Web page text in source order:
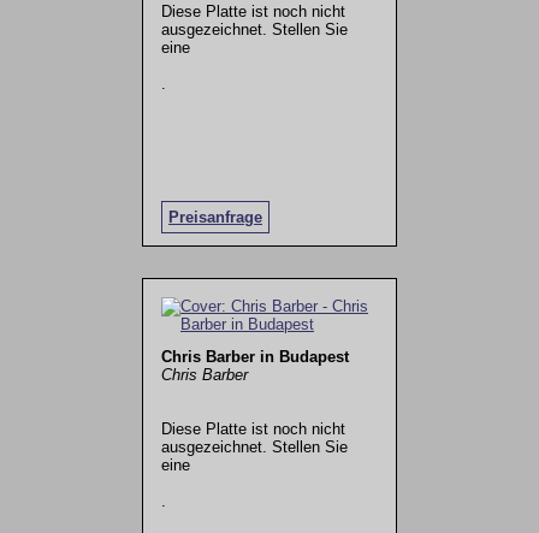
Diese Platte ist noch nicht
ausgezeichnet. Stellen Sie
eine
Preisanfrage
Chris Barber in Budapest
Chris Barber
Diese Platte ist noch nicht
ausgezeichnet. Stellen Sie
eine
.